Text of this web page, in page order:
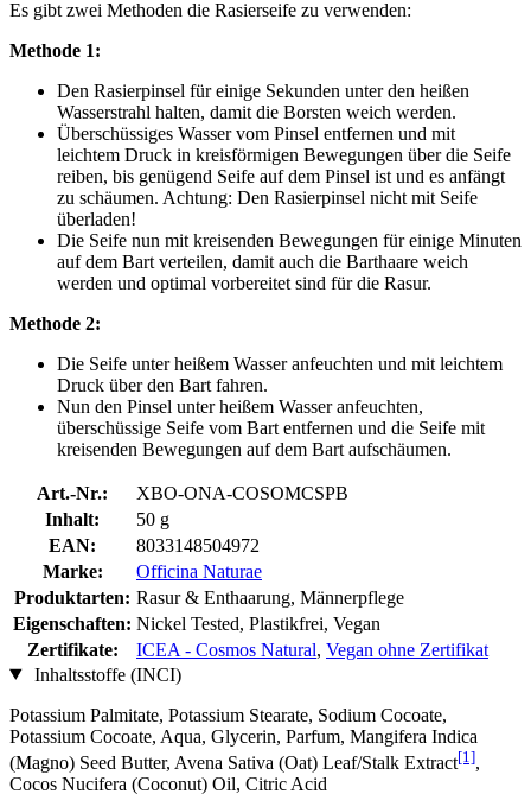
Es gibt zwei Methoden die Rasierseife zu verwenden:
Methode 1:
Den Rasierpinsel für einige Sekunden unter den heißen
Wasserstrahl halten, damit die Borsten weich werden.
Überschüssiges Wasser vom Pinsel entfernen und mit
leichtem Druck in kreisförmigen Bewegungen über die Seife
reiben, bis genügend Seife auf dem Pinsel ist und es anfängt
zu schäumen. Achtung: Den Rasierpinsel nicht mit Seife
überladen!
Die Seife nun mit kreisenden Bewegungen für einige Minuten
auf dem Bart verteilen, damit auch die Barthaare weich
werden und optimal vorbereitet sind für die Rasur.
Methode 2:
Die Seife unter heißem Wasser anfeuchten und mit leichtem
Druck über den Bart fahren.
Nun den Pinsel unter heißem Wasser anfeuchten,
überschüssige Seife vom Bart entfernen und die Seife mit
kreisenden Bewegungen auf dem Bart aufschäumen.
Art.-Nr.:
XBO-ONA-COSOMCSPB
Inhalt:
50 g
EAN:
8033148504972
Marke:
Officina Naturae
Produktarten: Rasur & Enthaarung, Männerpflege
Eigenschaften: Nickel Tested, Plastikfrei, Vegan
Zertifikate:
ICEA - Cosmos Natural, Vegan ohne Zertifikat
Inhaltsstoffe (INCI)
Potassium Palmitate, Potassium Stearate, Sodium Cocoate,
Potassium Cocoate, Aqua, Glycerin, Parfum, Mangifera Indica
(Magno) Seed Butter, Avena Sativa (Oat) Leaf/Stalk Extract[1],
Cocos Nucifera (Coconut) Oil, Citric Acid